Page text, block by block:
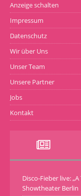
Anzeige schalten
Impressum
Datenschutz
Wir über Uns
Unser Team
Unsere Partner
Jobs
Kontakt
Disco-Fieber live:
Showtheater Berlin